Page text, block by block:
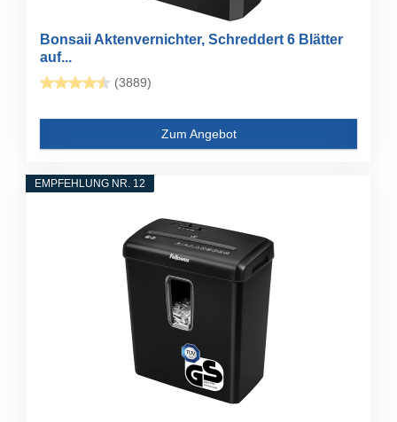
Bonsaii Aktenvernichter, Schreddert 6 Blätter
auf...
(3889)
Zum Angebot
EMPFEHLUNG NR. 12